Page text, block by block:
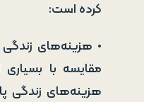
کرده است:
• هزینه‌های
مقایسه با بسیاری
هزینه‌های زندگی